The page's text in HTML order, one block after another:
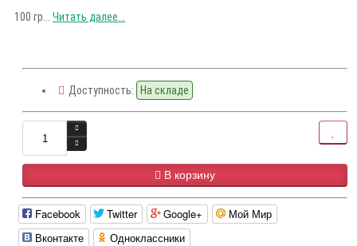
100 гр... Читать далее...
Доступность: На складе
В корзину
Facebook Twitter Google+
Мой Мир
Вконтакте
Одноклассники